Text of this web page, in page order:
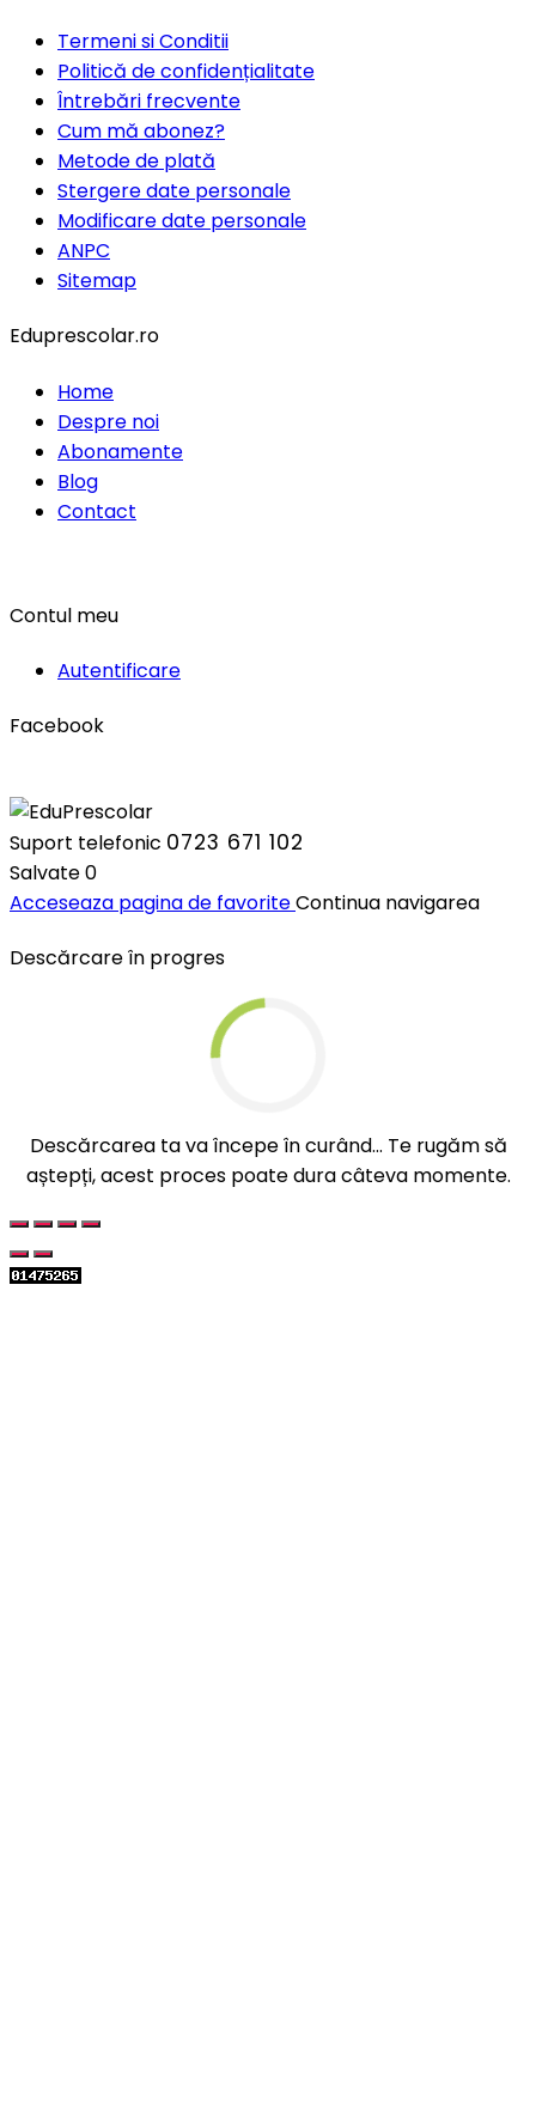
Termeni si Conditii
Politică de confidențialitate
Întrebări frecvente
Cum mă abonez?
Metode de plată
Stergere date personale
Modificare date personale
ANPC
Sitemap
Eduprescolar.ro
Home
Despre noi
Abonamente
Blog
Contact
Contul meu
Autentificare
Facebook
Suport telefonic 0723 671 102
Salvate0
Acceseaza pagina de favoriteContinua navigarea
Descărcare în progres
Descărcarea ta va începe în curând... Te rugăm să
aștepți, acest proces poate dura câteva momente.